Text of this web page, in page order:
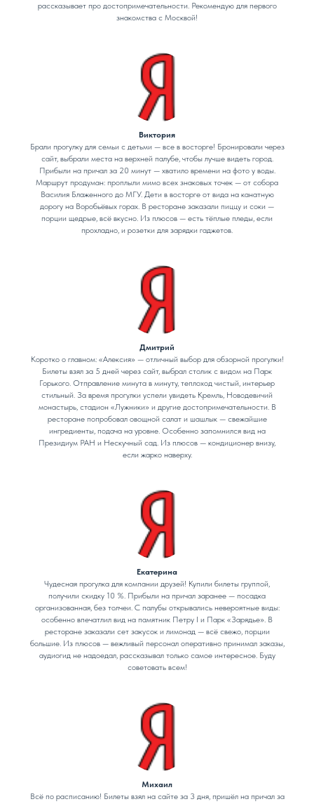
рассказывает про достопримечательности. Рекомендую для первого
знакомства с Москвой!
Виктория
Брали прогулку для семьи с детьми — все в восторге! Бронировали через
сайт, выбрали места на верхней палубе, чтобы лучше видеть город.
Прибыли на причал за 20 минут — хватило времени на фото у воды.
Маршрут продуман: проплыли мимо всех знаковых точек — от собора
Василия Блаженного до МГУ. Дети в восторге от вида на канатную
дорогу на Воробьёвых горах. В ресторане заказали пиццу и соки —
порции щедрые, всё вкусно. Из плюсов — есть тёплые пледы, если
прохладно, и розетки для зарядки гаджетов.
Дмитрий
Коротко о главном: «Алексия» — отличный выбор для обзорной прогулки!
Билеты взял за 5 дней через сайт, выбрал столик с видом на Парк
Горького. Отправление минута в минуту, теплоход чистый, интерьер
стильный. За время прогулки успели увидеть Кремль, Новодевичий
монастырь, стадион «Лужники» и другие достопримечательности. В
ресторане попробовал овощной салат и шашлык — свежайшие
ингредиенты, подача на уровне. Особенно запомнился вид на
Президиум РАН и Нескучный сад. Из плюсов — кондиционер внизу,
если жарко наверху.
Екатерина
Чудесная прогулка для компании друзей! Купили билеты группой,
получили скидку 10 %. Прибыли на причал заранее — посадка
организованная, без толчеи. С палубы открывались невероятные виды:
особенно впечатлил вид на памятник Петру I и Парк «Зарядье». В
ресторане заказали сет закусок и лимонад — всё свежо, порции
большие. Из плюсов — вежливый персонал оперативно принимал заказы,
аудиогид не надоедал, рассказывал только самое интересное. Буду
советовать всем!
Михаил
Всё по расписанию! Билеты взял на сайте за 3 дня, пришёл на причал за